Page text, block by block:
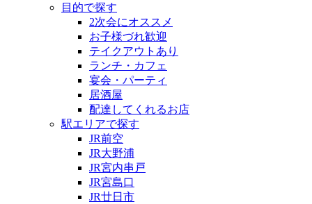
目的で探す
2次会にオススメ
お子様づれ歓迎
テイクアウトあり
ランチ・カフェ
宴会・パーティ
居酒屋
配達してくれるお店
駅エリアで探す
JR前空
JR大野浦
JR宮内串戸
JR宮島口
JR廿日市